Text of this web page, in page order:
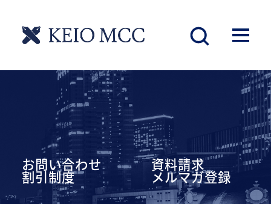
お問い合わせ 資料請求
割引制度 メルマガ登録